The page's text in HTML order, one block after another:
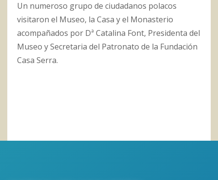
Un numeroso grupo de ciudadanos polacos
visitaron el Museo, la Casa y el Monasterio
acompañados por Dª Catalina Font, Presidenta del
Museo y Secretaria del Patronato de la Fundación
Casa Serra.